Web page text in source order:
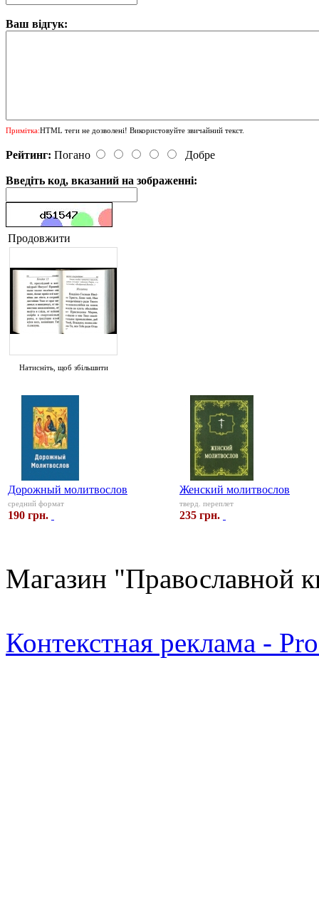
Ваш відгук:
Примітка:HTML теги не дозволені! Використовуйте звичайний текст.
Рейтинг: Погано Добре
Введіть код, вказаний на зображенні:
Продовжити
Натисніть, щоб збільшити
Дорожный молитвослов
средний формат
190 грн.
Женский молитвослов
тверд. переплет
235 грн.
Магазин "Православной
Контекстная реклама -